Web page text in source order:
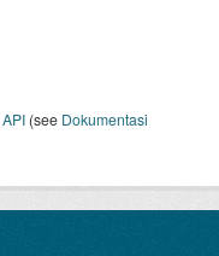
API (see Dokumentasi